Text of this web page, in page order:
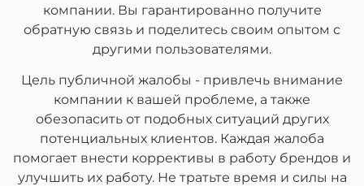
компании. Вы гарантированно получите
обратную связь и поделитесь своим опытом с
другими пользователями.
Цель публичной жалобы - привлечь внимание
компании к вашей проблеме, а также
обезопасить от подобных ситуаций других
потенциальных клиентов. Каждая жалоба
помогает внести коррективы в работу брендов и
улучшить их работу. Не тратьте время и силы на